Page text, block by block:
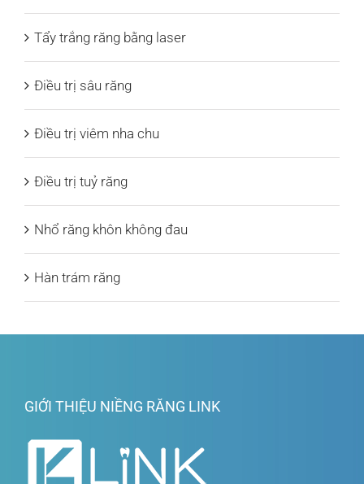
Tẩy trắng răng bằng laser
Điều trị sâu răng
Điều trị viêm nha chu
Điều trị tuỷ răng
Nhổ răng khôn không đau
Hàn trám răng
GIỚI THIỆU NIỀNG RĂNG LINK